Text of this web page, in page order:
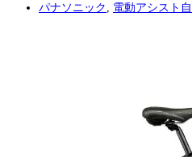
パナソニック
電動アシスト